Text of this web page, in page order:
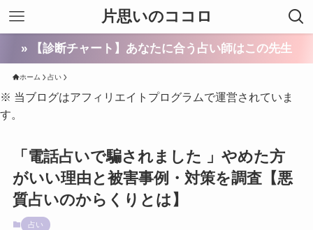
片思いのココロ
» 【診断チャート】あなたに合う占い師はこの先生
ホーム 占い
※ 当ブログはアフィリエイトプログラムで運営されていま
す。
「電話占いで騙されました 」やめた方
がいい理由と被害事例・対策を調査【悪
質占いのからくりとは】
占い